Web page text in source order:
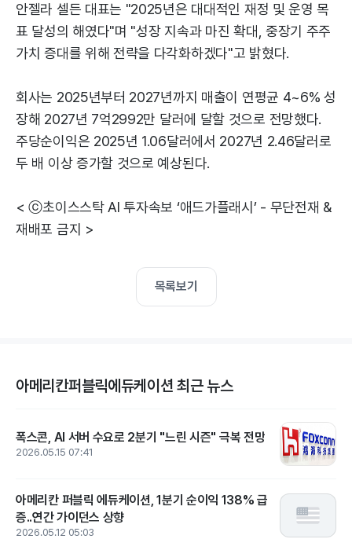
안젤라 셀든 대표는 "2025년은 대대적인 재정 및 운영 목
표 달성의 해였다"며 "성장 지속과 마진 확대, 중장기 주주
가치 증대를 위해 전략을 다각화하겠다"고 밝혔다.
회사는 2025년부터 2027년까지 매출이 연평균 4~6% 성
장해 2027년 7억2992만 달러에 달할 것으로 전망했다.
주당순이익은 2025년 1.06달러에서 2027년 2.46달러로
두 배 이상 증가할 것으로 예상된다.
< ⓒ초이스스탁 AI 투자속보 ‘애드가플래시’ - 무단전재 &
재배포 금지 >
목록보기
아메리칸퍼블릭에듀케이션 최근 뉴스
폭스콘, AI 서버 수요로 2분기 "느린 시즌" 극복 전망
2026.05.15 07:41
아메리칸 퍼블릭 에듀케이션, 1분기 순이익 138% 급
증..연간 가이던스 상향
2026.05.12 05:03